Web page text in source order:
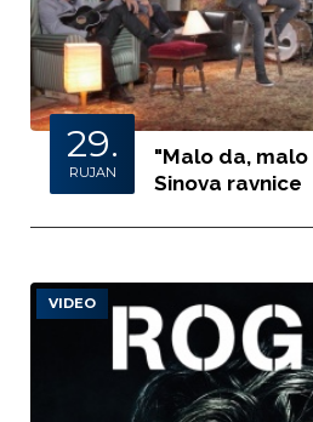
29.
RUJAN
"Malo da,
Sinova ravnice
VIDEO